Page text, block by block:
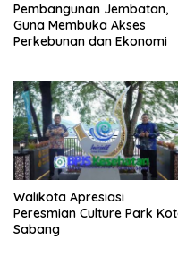
Pembangunan Jembatan,
Guna Membuka Akses
Perkebunan dan Ekonomi
Walikota Apresiasi
Peresmian Culture Park
Sabang